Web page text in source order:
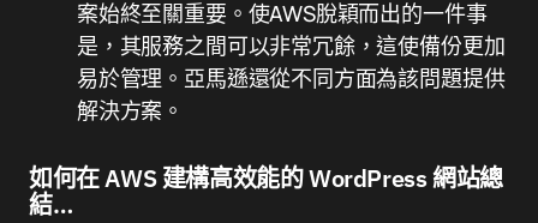
案始終至關重要。使AWS脫穎而出的一件事
是，其服務之間可以非常冗餘，這使備份更加
易於管理。亞馬遜還從不同方面為該問題提供
解決方案。
如何在 AWS 建構高效能的 WordPress 網站總
結…